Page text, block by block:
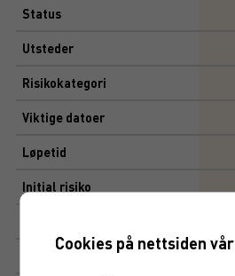
Status
Utsteder
Risikokategori
Viktige datoer
Løpetid
Initial risiko
Cookies på nettsiden vår